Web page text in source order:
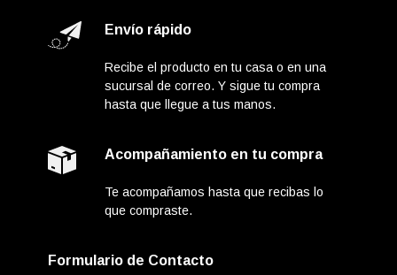
Envío rápido
Recibe el producto en tu casa o en una
sucursal de correo. Y sigue tu compra
hasta que llegue a tus manos.
Acompañamiento en tu compra
Te acompañamos hasta que recibas lo
que compraste.
Formulario de Contacto